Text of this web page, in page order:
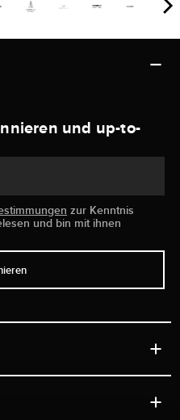
und up-to-
zur Kenntnis
und bin mit ihnen